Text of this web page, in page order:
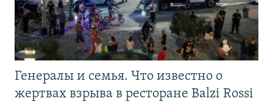
Генералы и семья. Что известно о
жертвах взрыва в ресторане Balzi Rossi